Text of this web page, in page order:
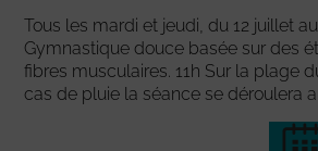
Tous les mardi et jeudi, du 12 juillet
Gymnastique douce basée sur des
fibres musculaires. 11h Sur la plage
cas de pluie la séance se déroulera